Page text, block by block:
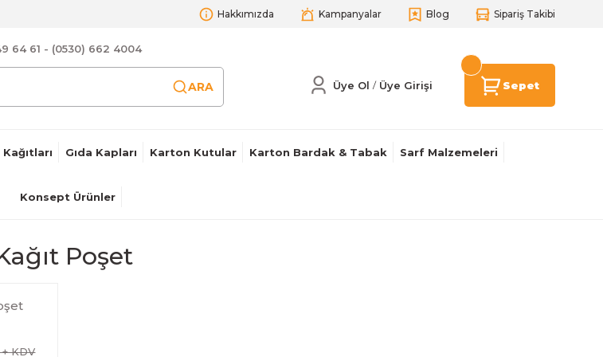
Hakkımızda Kampanyalar Blog Sipariş Takibi
64 61 - (0530) 662 4004
ARA Üye Ol / Üye Girişi Sepet
Gıda Kapları Karton Kutular Karton Bardak & Tabak Sarf Malzemeleri
Konsept Ürünler
Poşet
KDV